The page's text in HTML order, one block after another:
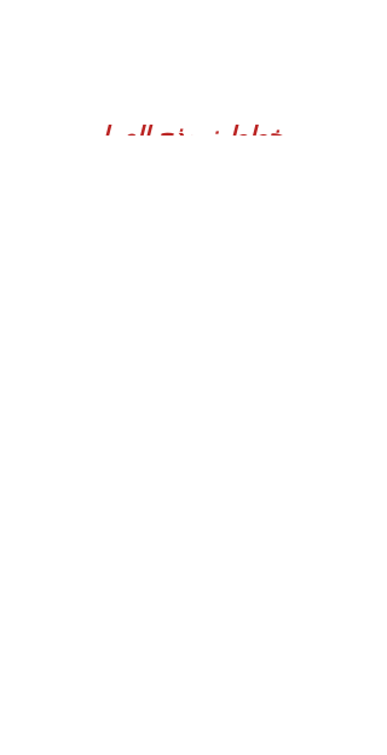
مخطط نموذج العمل